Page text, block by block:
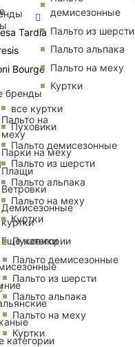
Tardia
Bourge
бренды
Пальто на
меху
Парки на меху
Плащи
Ветровки
Демисезонные
куртки
Еще категории
категории
демисезонные
Пальто из шерсти
Пальто альпака
Пальто на меху
Куртки
все куртки
Пуховики
Пальто демисезонные
Пальто из шерсти
Пальто альпака
Пальто на меху
Куртки
Пуховики
Пальто демисезонные
Пальто из шерсти
Пальто альпака
Пальто на меху
Куртки